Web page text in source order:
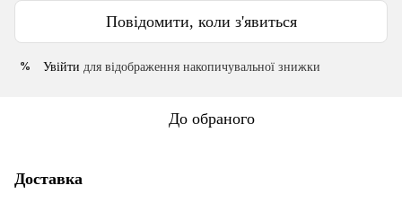
Повідомити, коли з'явиться
% Увійти для відображення накопичувальної знижки
До обраного
Доставка